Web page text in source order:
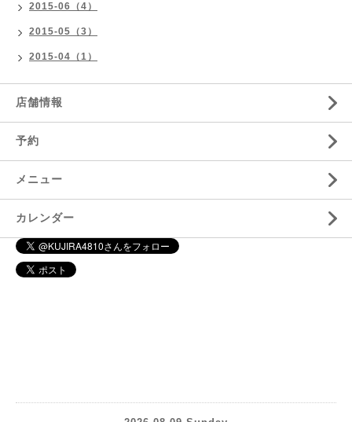
2015-06（4）
2015-05（3）
2015-04（1）
店舗情報
予約
メニュー
カレンダー